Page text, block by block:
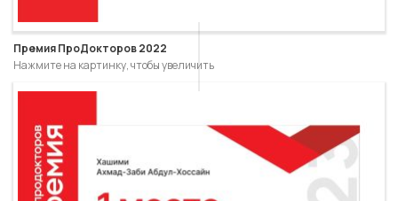
Премия ПроДокторов 2022
Нажмите на картинку, чтобы увеличить